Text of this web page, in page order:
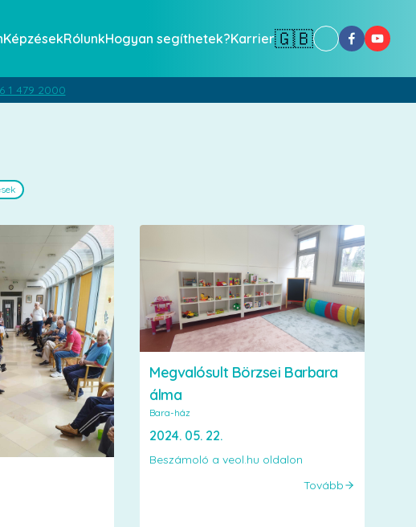
KépzésekRólunkHogyan segíthetek?Karrier🇬🇧
1 479 2000
Megvalósult Börzsei Barbara
álma
Bara-ház
2024. 05. 22.
Beszámoló a veol.hu oldalon
Tovább